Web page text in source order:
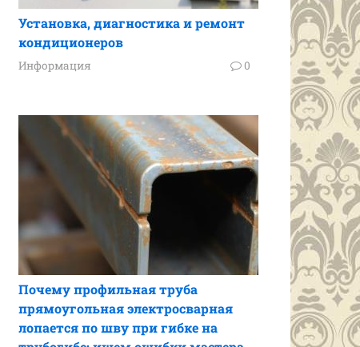
Установка, диагностика и ремонт
кондиционеров
Информация 0
Почему профильная труба
прямоугольная электросварная
лопается по шву при гибке на